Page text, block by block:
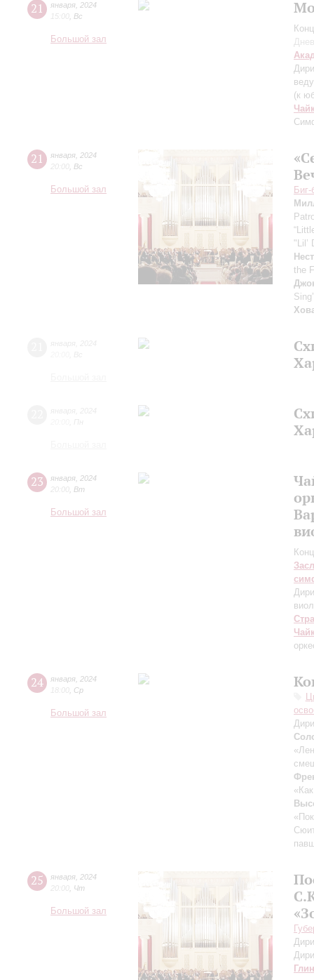
21 января 2024
15:00 Вс
Большой зал
(к
21 января 2024
20:00 Вс
Большой зал
"Lil’
the
23 января 2024
20:00 Вт
Большой зал
24 января 2024
18:00 Ср
Большой зал
25 января 2024
20:00 Чт
Большой зал